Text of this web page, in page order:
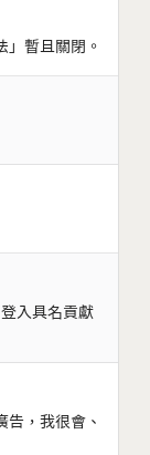
」暫且關閉。
入具名貢獻
，我很會、